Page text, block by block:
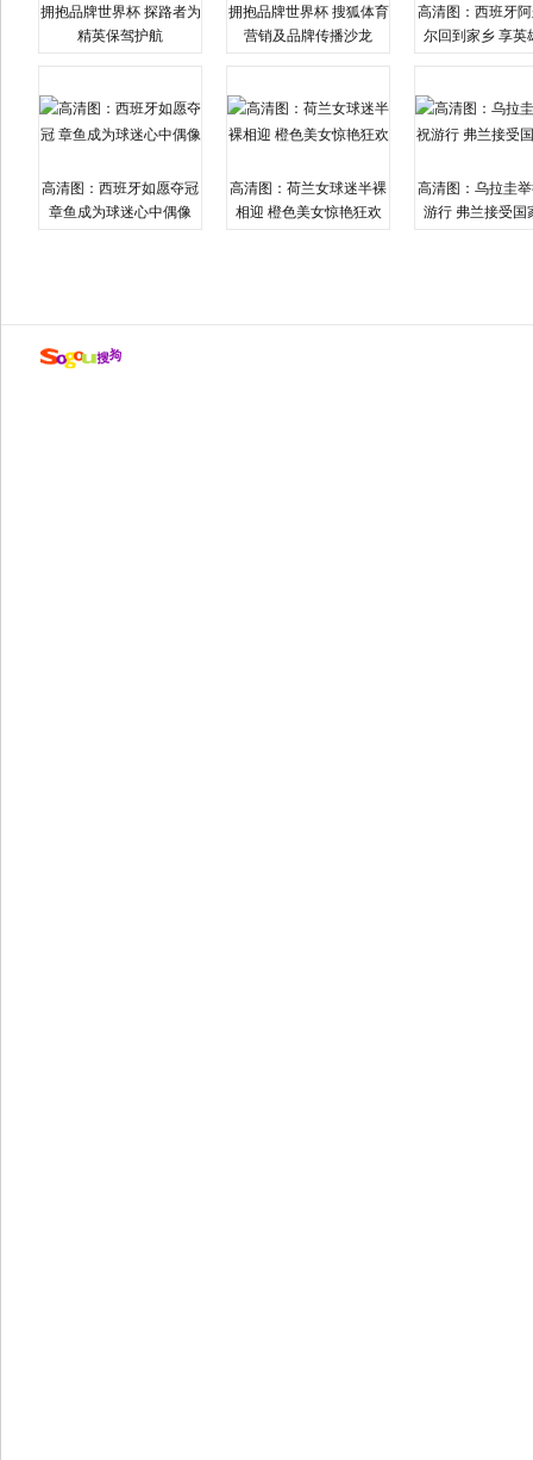
拥抱品牌世界杯 探路者为
精英保驾护航
拥抱品牌世界杯 搜狐体育
营销及品牌传播沙龙
高清图：西班牙
尔回到家乡 享英
高清图：西班牙如愿夺冠
章鱼成为球迷心中偶像
高清图：荷兰女球迷半裸
相迎 橙色美女惊艳狂欢
高清图：乌拉圭
游行 弗兰接受国